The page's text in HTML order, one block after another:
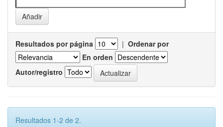
Resultados por página | Ordenar por
En orden
Autor/registro
Resultados 1-2 de 2.